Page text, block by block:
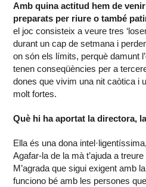
Amb quina actitud hem de
preparats per riure o també
el joc consisteix a veure tres
durant un cap de setmana i
on són els límits, perquè damunt
tenen conseqüències per a
dones que vivim una nit caòtica i
molt fortes.
Què hi ha aportat la directora,
Ella és una dona
Agafar-la de la mà t’ajuda a
M’agrada que sigui exigent amb
funciono bé amb les persones